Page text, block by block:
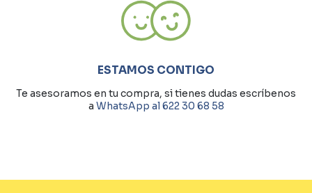
ESTAMOS CONTIGO
Te asesoramos en tu compra, si tienes dudas escríbenos
a WhatsApp al 622 30 68 58